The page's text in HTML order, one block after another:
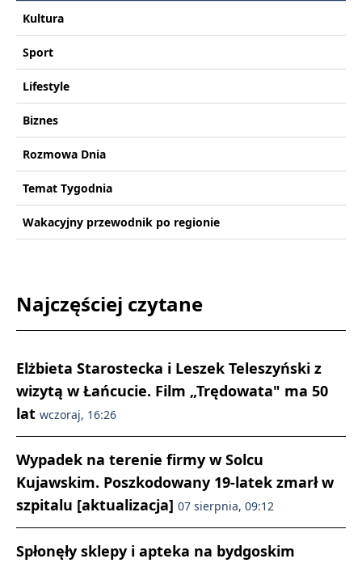
Kultura
Sport
Lifestyle
Biznes
Rozmowa Dnia
Temat Tygodnia
Wakacyjny przewodnik po regionie
Najczęściej czytane
Elżbieta Starostecka i Leszek Teleszyński z
wizytą w Łańcucie. Film „Trędowata" ma 50
lat wczoraj, 16:26
Wypadek na terenie firmy w Solcu
Kujawskim. Poszkodowany 19-latek zmarł w
szpitalu [aktualizacja] 07 sierpnia, 09:12
Spłonęły sklepy i apteka na bydgoskim